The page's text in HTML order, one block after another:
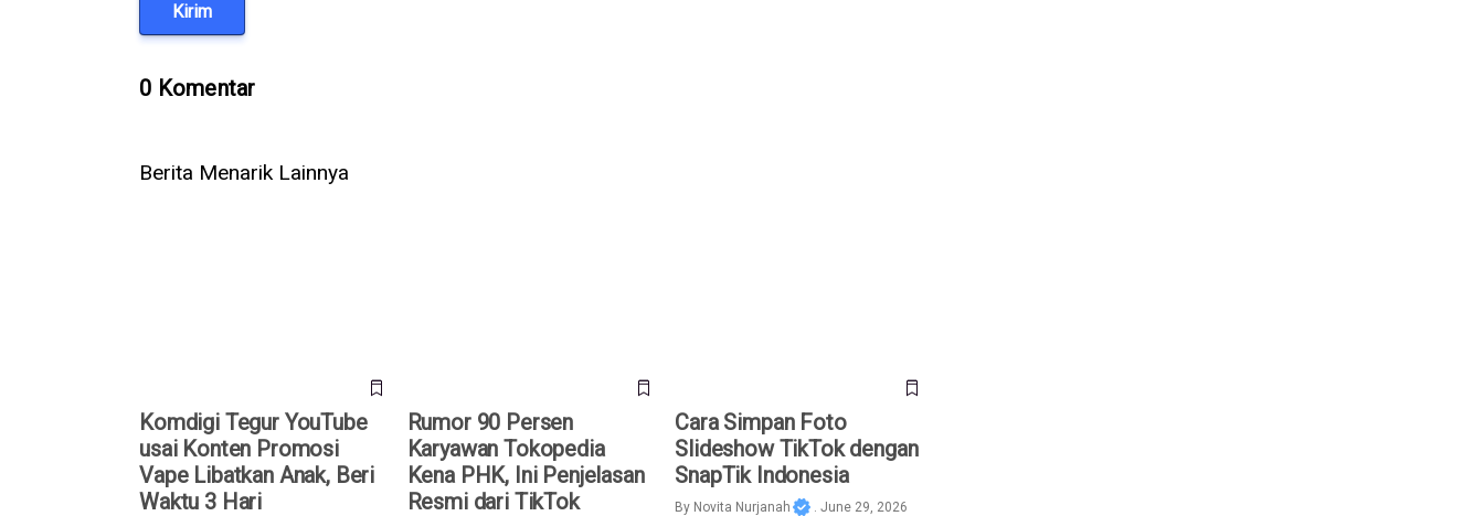
Kirim
0 Komentar
Berita Menarik Lainnya
Komdigi Tegur YouTube
usai Konten Promosi
Vape Libatkan Anak, Beri
Waktu 3 Hari
Rumor 90 Persen
Karyawan Tokopedia
Kena PHK, Ini Penjelasan
Resmi dari TikTok
Cara Simpan Foto
Slideshow TikTok dengan
SnapTik Indonesia
By Novita Nurjanah . June 29, 2026